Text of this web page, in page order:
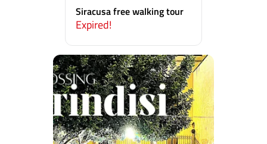
Siracusa free walking tour
Expired!